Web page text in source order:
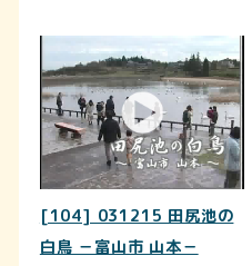
[104] 031215 田尻池の
白鳥 －富山市 山本－